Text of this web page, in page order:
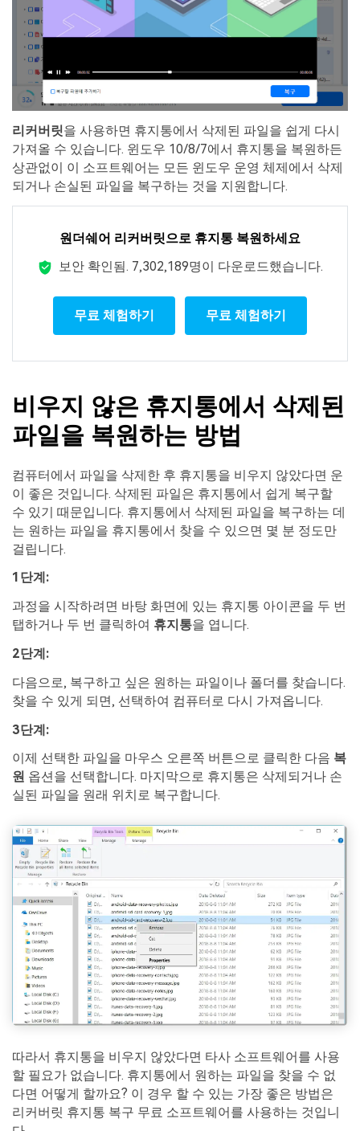
리커버릿을 사용하면 휴지통에서 삭제된 파일을 쉽게 다시
가져올 수 있습니다. 윈도우 10/8/7에서 휴지통을 복원하든
상관없이 이 소프트웨어는 모든 윈도우 운영 체제에서 삭제
되거나 손실된 파일을 복구하는 것을 지원합니다.
원더쉐어 리커버릿으로 휴지통 복원하세요
보안 확인됨. 7,302,189명이 다운로드했습니다.
무료 체험하기 무료 체험하기
비우지 않은 휴지통에서 삭제된
파일을 복원하는 방법
컴퓨터에서 파일을 삭제한 후 휴지통을 비우지 않았다면 운
이 좋은 것입니다. 삭제된 파일은 휴지통에서 쉽게 복구할
수 있기 때문입니다. 휴지통에서 삭제된 파일을 복구하는 데
는 원하는 파일을 휴지통에서 찾을 수 있으면 몇 분 정도만
걸립니다.
1단계:
과정을 시작하려면 바탕 화면에 있는 휴지통 아이콘을 두 번
탭하거나 두 번 클릭하여 휴지통을 엽니다.
2단계:
다음으로, 복구하고 싶은 원하는 파일이나 폴더를 찾습니다.
찾을 수 있게 되면, 선택하여 컴퓨터로 다시 가져옵니다.
3단계:
이제 선택한 파일을 마우스 오른쪽 버튼으로 클릭한 다음 복
원 옵션을 선택합니다. 마지막으로 휴지통은 삭제되거나 손
실된 파일을 원래 위치로 복구합니다.
따라서 휴지통을 비우지 않았다면 타사 소프트웨어를 사용
할 필요가 없습니다. 휴지통에서 원하는 파일을 찾을 수 없
다면 어떻게 할까요? 이 경우 할 수 있는 가장 좋은 방법은
리커버릿 휴지통 복구 무료 소프트웨어를 사용하는 것입니